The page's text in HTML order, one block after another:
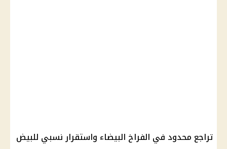
تراجع محدود في الفراخ البيضاء واستقرار نسبي للبيض